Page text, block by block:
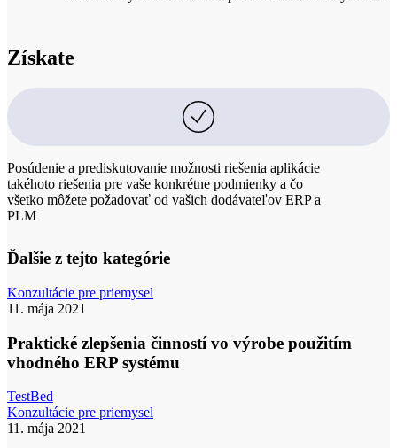
Získate
Posúdenie a prediskutovanie možnosti riešenia aplikácie
takéhoto riešenia pre vaše konkrétne podmienky a čo
všetko môžete požadovať od vašich dodávateľov ERP a
PLM
Ďalšie z tejto kategórie
Konzultácie pre priemysel
vo
výrobe
použitím
systému
11. mája 2021
Praktické zlepšenia činností vo výrobe použitím
vhodného ERP systému
TestBed
Konzultácie pre priemysel
11. mája 2021